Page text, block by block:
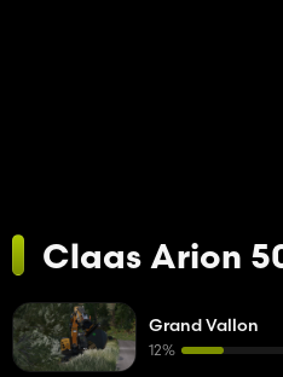
Claas Arion
Grand Vallon
12%